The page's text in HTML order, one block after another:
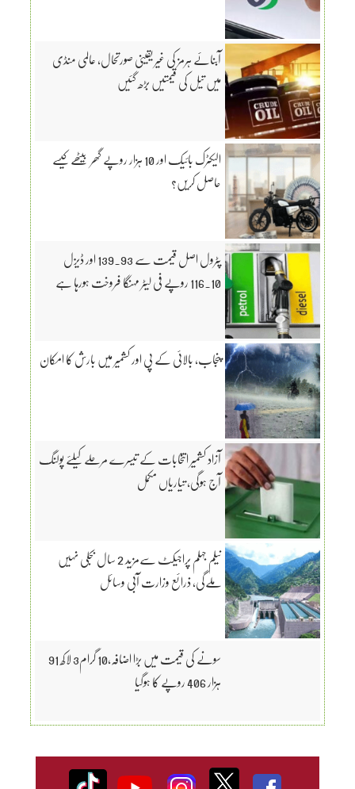
آبنائے ہرمز کی غیر یقینی صورتحال، عالمی منڈی
میں تیل کی قیمتیں بڑھ گئیں
الیکٹرک بائیک اور 10 ہزار روپے گھر بیٹھے کیسے
حاصل کریں؟
پٹرول اصل قیمت سے 139.93 اور ڈیزل
116.10 روپے فی لیٹر مہنگا فروخت ہورہا ہے
پنجاب، بالائی کے پی اور کشمیر میں بارش کا امکان
آزاد کشمیر انتخابات کے تیسرے مرحلے کیلئے پولنگ
آج ہوگی، تیاریاں مکمل
نیلم جہلم پراجیکٹ سےمزید 2 سال بجلی نہیں
ملےگی، ذرائع وزارت آبی وسائل
سونے کی قیمت میں بڑا اضافہ،10 گرام3 لاکھ 91
ہزار 406 روپے کا ہوگیا